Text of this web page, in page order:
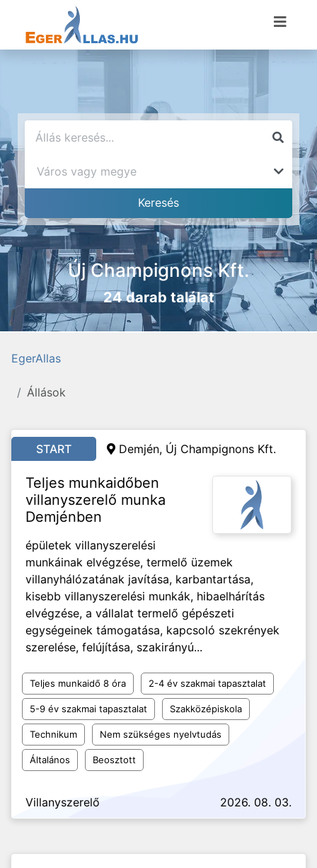
Új Champignons Kft.
24 darab találat
EgerAllas
Állások
START Demjén, Új Champignons Kft.
Teljes munkaidőben
villanyszerelő munka
Demjénben
épületek villanyszerelési
munkáinak elvégzése, termelő üzemek
villanyhálózatának javítása, karbantartása,
kisebb villanyszerelési munkák, hibaelhárítás
elvégzése, a vállalat termelő gépészeti
egységeinek támogatása, kapcsoló szekrények
szerelése, felújítása, szakirányú...
Teljes munkaidő 8 óra 2-4 év szakmai tapasztalat
5-9 év szakmai tapasztalat Szakközépiskola
Technikum Nem szükséges nyelvtudás
Általános Beosztott
Villanyszerelő 2026. 08. 03.